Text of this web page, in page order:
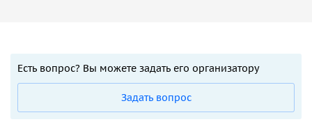
Есть вопрос? Вы можете задать его организатору
Задать вопрос